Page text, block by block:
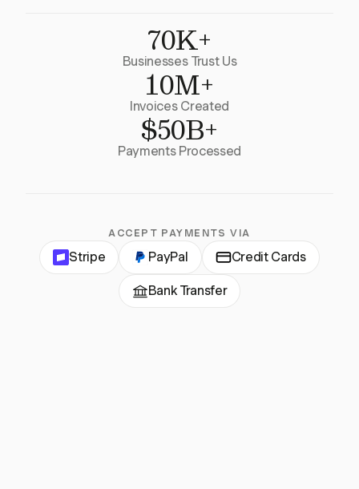
70K+
Businesses Trust Us
10M+
Invoices Created
$50B+
Payments Processed
ACCEPT PAYMENTS VIA
Stripe PayPal Credit Cards
Bank Transfer